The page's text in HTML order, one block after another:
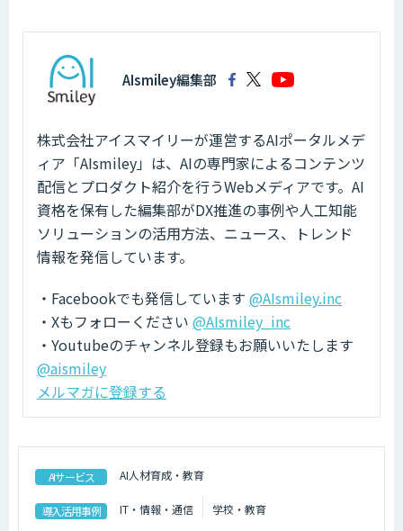
AIsmiley編集部
株式会社アイスマイリーが運営するAIポータルメデ
ィア「AIsmiley」は、AIの専門家によるコンテンツ
配信とプロダクト紹介を行うWebメディアです。AI
資格を保有した編集部がDX推進の事例や人工知能
ソリューションの活用方法、ニュース、トレンド
情報を発信しています。
・Facebookでも発信しています @AIsmiley.inc
・Xもフォローください @AIsmiley_inc
・Youtubeのチャンネル登録もお願いいたします
@aismiley
メルマガに登録する
AIサービス AI人材育成・教育
導入活用事例 IT・情報・通信 学校・教育